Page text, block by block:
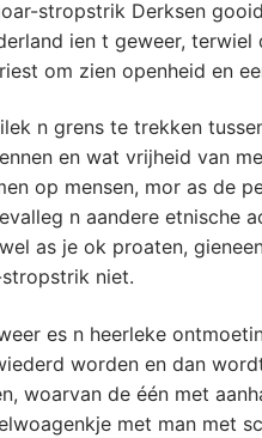
stropstrik Derksen
ien t geweer, terwiel
om zien openheid en
n grens te trekken
en wat vrijheid van
op mensen, mor as de
n aandere etnische
as je ok proaten,
niet.
es n heerleke
worden en dan
woarvan de één met
met man met